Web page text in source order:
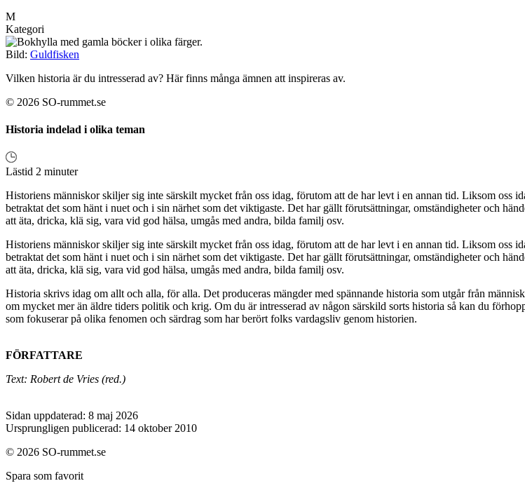
M
Kategori
Bild: Guldfisken
Vilken historia är du intresserad av? Här finns många ämnen att inspireras av.
© 2026 SO-rummet.se
Historia indelad i olika teman
Lästid 2 minuter
Historiens människor skiljer sig inte särskilt mycket från oss idag, förutom att de har levt i en annan tid. Liksom oss
betraktat det som hänt i nuet och i sin närhet som det viktigaste. Det har gällt förutsättningar, omständigheter och
att äta, dricka, klä sig, vara vid god hälsa, umgås med andra, bilda familj osv.
Historiens människor skiljer sig inte särskilt mycket från oss idag, förutom att de har levt i en annan tid. Liksom oss
betraktat det som hänt i nuet och i sin närhet som det viktigaste. Det har gällt förutsättningar, omständigheter och
att äta, dricka, klä sig, vara vid god hälsa, umgås med andra, bilda familj osv.
Historia skrivs idag om allt och alla, för alla. Det produceras mängder med spännande historia som utgår från
om mycket mer än äldre tiders politik och krig. Om du är intresserad av någon särskild sorts historia så kan du
som fokuserar på olika fenomen och särdrag som har berört folks vardagsliv genom historien.
FÖRFATTARE
Text: Robert de Vries (red.)
Sidan uppdaterad: 8 maj 2026
Ursprungligen publicerad: 14 oktober 2010
© 2026 SO-rummet.se
Spara som favorit